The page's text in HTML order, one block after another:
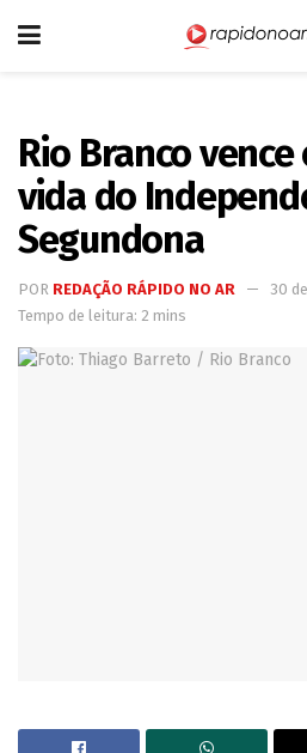
Rio Branco
vida do
Segundona
POR REDAÇÃO RÁPIDO NO AR
30
Tempo de leitura: 2 mins